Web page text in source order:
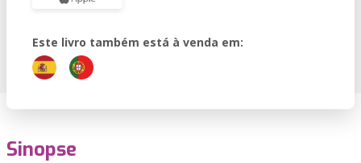
Este livro também está à venda em:
Sinopse